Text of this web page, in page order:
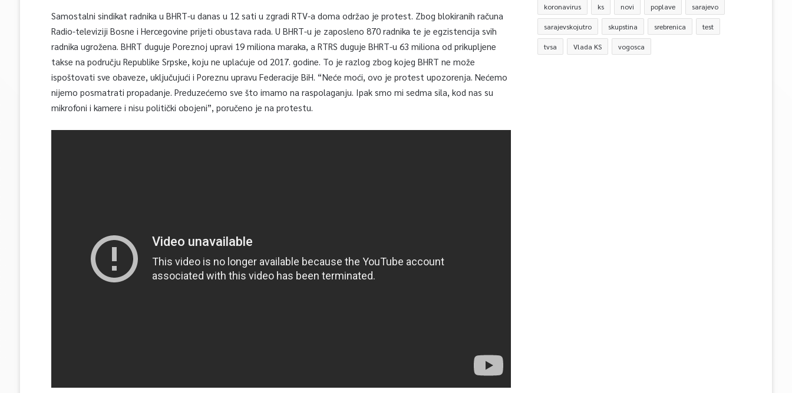
Samostalni sindikat radnika u BHRT-u danas u 12 sati u zgradi RTV-a doma održao je protest. Zbog blokiranih računa
Radio-televiziji Bosne i Hercegovine prijeti obustava rada. U BHRT-u je zaposleno 870 radnika te je egzistencija svih
radnika ugrožena. BHRT duguje Poreznoj upravi 19 miliona maraka, a RTRS duguje BHRT-u 63 miliona od prikupljene
takse na području Republike Srpske, koju ne uplaćuje od 2017. godine. To je razlog zbog kojeg BHRT ne može
ispoštovati sve obaveze, uključujući i Poreznu upravu Federacije BiH. “Neće moći, ovo je protest upozorenja. Nećemo
nijemo posmatrati propadanje. Preduzećemo sve što imamo na raspolaganju. Ipak smo mi sedma sila, kod nas su
mikrofoni i kamere i nisu politički obojeni”, poručeno je na protestu.
koronavirus ks novi poplave sarajevo
sarajevskojutro skupstina srebrenica test
tvsa Vlada KS vogosca